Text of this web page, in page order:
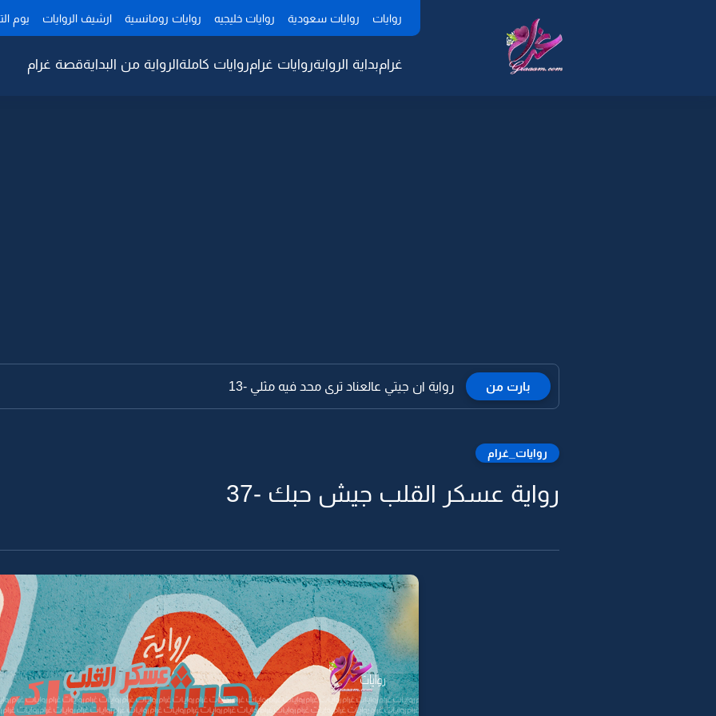
روايات روايات سعودية روايات خليجيه روايات رومانسية ارشيف الروايات يوم
غرامبداية الروايةروايات غرامروايات كاملةالرواية من البدايةقصة غرام
بارت من رواية ان جيتي عالعناد ترى محد فيه مثلي -13
روايات_غرام
رواية عسكر القلب جيش حبك -37